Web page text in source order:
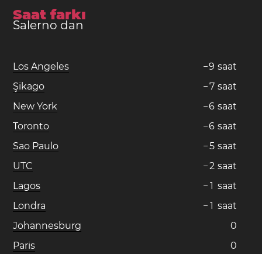
Saat farkı
Salerno dan
Los Angeles −9 saat
Şikago
−7 saat
New York
−6 saat
Toronto
−6 saat
Sao Paulo
−5 saat
UTC
−2 saat
Lagos
− 1 saat
Londra
− 1 saat
Johannesburg
0
Paris
0